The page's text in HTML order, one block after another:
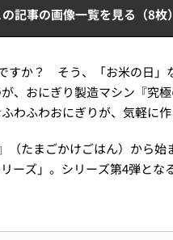
の記事の画像一覧を見る（8枚）
すか？ そう、「お米の日」
、おにぎり製造マシン『究
わふわおにぎりが、気軽に
（たまごかけごはん）から
ーズ」。シリーズ第4弾とな